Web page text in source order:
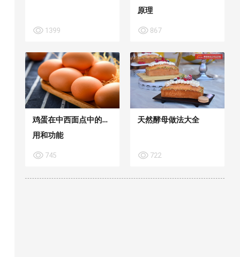
1399
原理
867
鸡蛋在中西面点中的作
用和功能
745
天然酵母做法大全
722